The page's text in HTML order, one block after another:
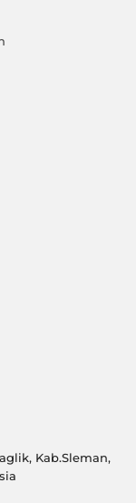
Kab.Sleman,